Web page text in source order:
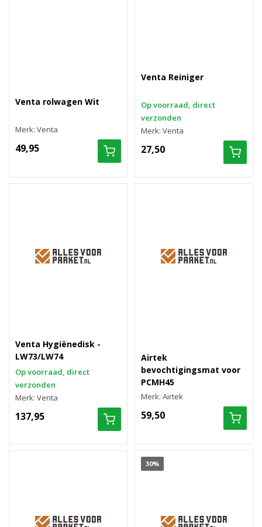
Venta rolwagen Wit
Merk: Venta
49,95
Venta Reiniger
Op voorraad, direct
verzonden
Merk: Venta
27,50
Venta Hygiënedisk -
LW73/LW74
Op voorraad, direct
verzonden
Merk: Venta
137,95
Airtek
bevochtigingsmat voor
PCMH45
Merk: Airtek
59,50
30%